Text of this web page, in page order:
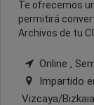
Te ofrecemos
permitirá
Archivos de tu
Online ,
Impartido
Vizcaya/Bizkaia